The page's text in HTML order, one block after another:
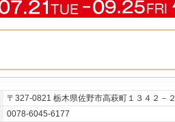
〒327-0821 栃木県佐野市高萩町１３４２－２
0078-6045-6177